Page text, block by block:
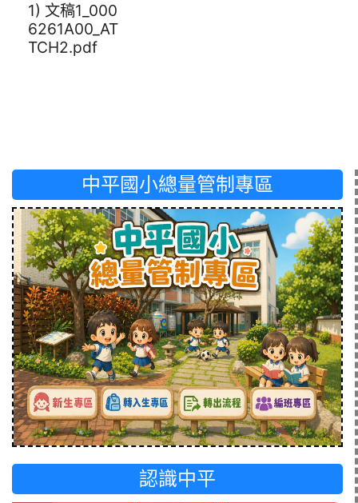
1) 文稿1_000
6261A00_AT
TCH2.pdf
中平國小總量管制專區
認識中平